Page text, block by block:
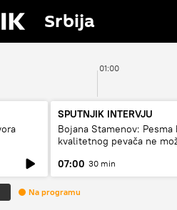
Srbija
01:00
SPUTNJIK INTERVJU
Bojana Stamenov: Pesma
kvalitetnog pevača ne
07:00 30 min
Na programu